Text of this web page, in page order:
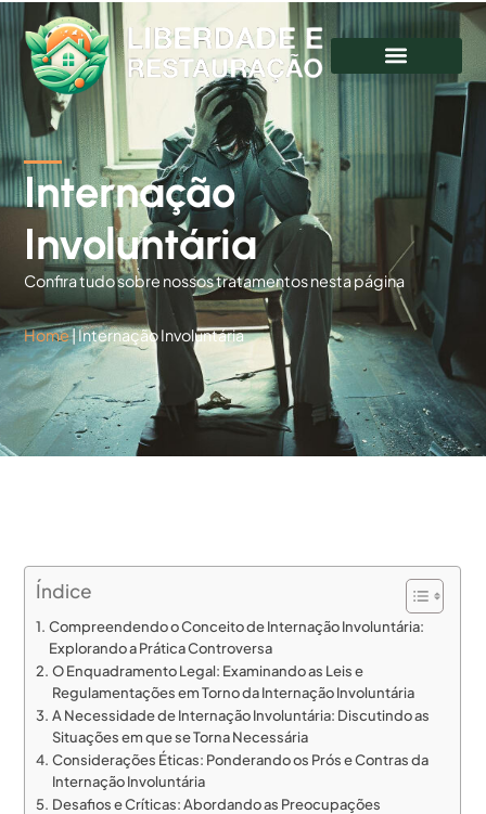
Internação
Involuntária
Confira tudo sobre nossos tratamentos nesta página
Home|Internação Involuntária
Índice
Compreendendo o Conceito de Internação Involuntária:
Explorando a Prática Controversa
O Enquadramento Legal: Examinando as Leis e
Regulamentações em Torno da Internação Involuntária
A Necessidade de Internação Involuntária: Discutindo as
Situações em que se Torna Necessária
Considerações Éticas: Ponderando os Prós e Contras da
Internação Involuntária
Desafios e Críticas: Abordando as Preocupações